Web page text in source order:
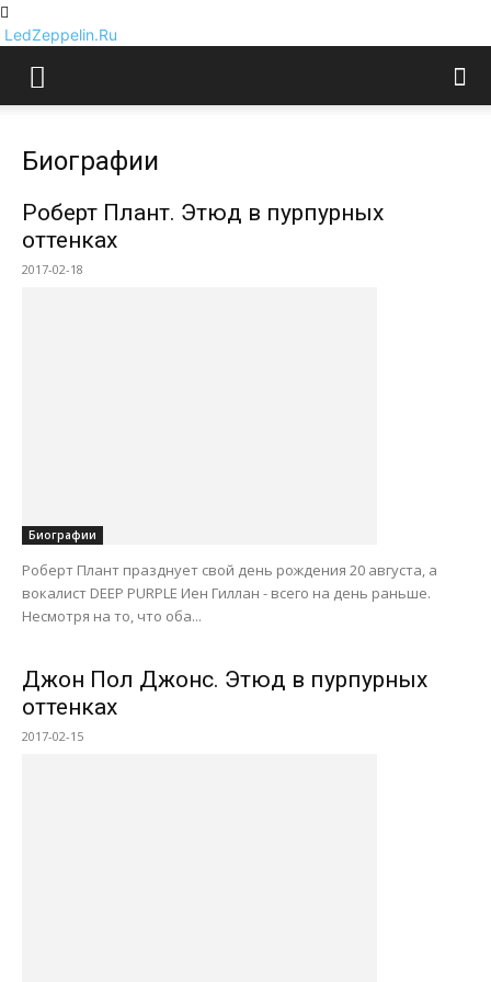
LedZeppelin.Ru
Биографии
Роберт Плант. Этюд в пурпурных
оттенках
2017-02-18
Биографии
Роберт Плант празднует свой день рождения 20 августа, а
вокалист DEEP PURPLE Иен Гиллан - всего на день раньше.
Несмотря на то, что оба...
Джон Пол Джонс. Этюд в пурпурных
оттенках
2017-02-15